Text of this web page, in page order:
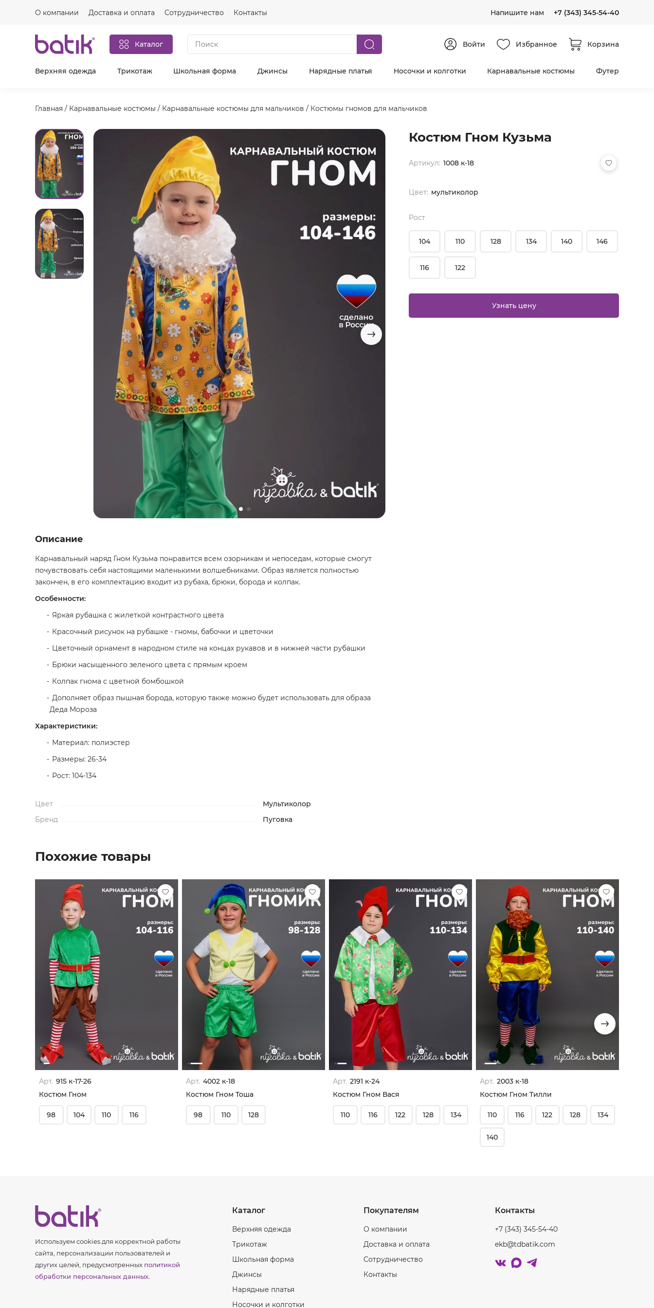
О компании Доставка и оплата Сотрудничество Контакты Напишите нам +7 (343) 345-54-40
Каталог Войти Избранное Корзина
Верхняя одежда Трикотаж Школьная форма Джинсы Нарядные платья Носочки и колготки Карнавальные костюмы Футер
Главная / Карнавальные костюмы / Карнавальные костюмы для мальчиков / Костюмы гномов для мальчиков
Костюм Гном Кузьма
Артикул: 1008 к-18
Цвет: мультиколор
Рост
104 110 128 134 140 146
116 122
Узнать цену
Описание
Карнавальный наряд Гном Кузьма понравится всем озорникам и непоседам, которые смогут
почувствовать себя настоящими маленькими волшебниками. Образ является полностью
закончен, в его комплектацию входит из рубаха, брюки, борода и колпак.
Особенности:
Яркая рубашка с жилеткой контрастного цвета
Красочный рисунок на рубашке - гномы, бабочки и цветочки
Цветочный орнамент в народном стиле на концах рукавов и в нижней части рубашки
Брюки насыщенного зеленого цвета с прямым кроем
Колпак гнома с цветной бомбошкой
Дополняет образ пышная борода, которую также можно будет использовать для образа
Деда Мороза
Характеристики:
Материал: полиэстер
Размеры: 26-34
Рост: 104-134
Цвет
Мультиколор
Бренд
Пуговка
Похожие товары
Арт. 915 к-17-26
Костюм Гном
98 104 110 116
Арт. 4002 к-18
Костюм Гном Тоша
98 110 128
Арт. 2191 к-24
Костюм Гном Вася
110 116 122 128 134
Арт. 2003 к-18
Костюм Гном Тилли
110 116 122 128 134
140
Используем cookies для корректной работы
сайта, персонализации пользователей и
других целей, предусмотренных политикой
обработки персональных данных.
Каталог
Верхняя одежда
Трикотаж
Школьная форма
Джинсы
Нарядные платья
Носочки и колготки
Покупателям
О компании
Доставка и оплата
Сотрудничество
Контакты
Контакты
+7 (343) 345-54-40
ekb@tdbatik.com